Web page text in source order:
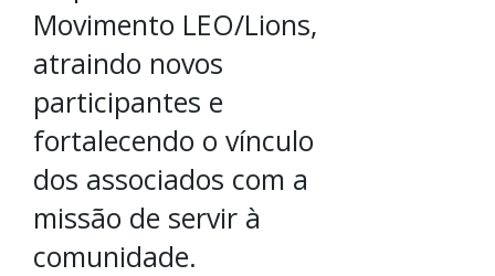
Movimento LEO/Lions,
atraindo novos
participantes e
fortalecendo o vínculo
dos associados com a
missão de servir à
comunidade.